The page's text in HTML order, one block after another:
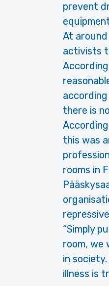
prevent
At around
activists
there is
this was
rooms in
“Simply
room, we
in
illness is